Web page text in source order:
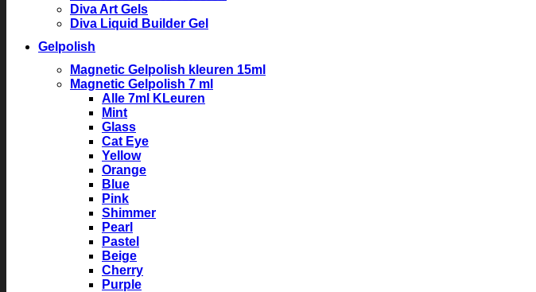
Diva Art Gels
Diva Liquid Builder Gel
Gelpolish
Magnetic Gelpolish kleuren 15ml
Magnetic Gelpolish 7 ml
Alle 7ml KLeuren
Mint
Glass
Cat Eye
Yellow
Orange
Blue
Pink
Shimmer
Pearl
Pastel
Beige
Cherry
Purple